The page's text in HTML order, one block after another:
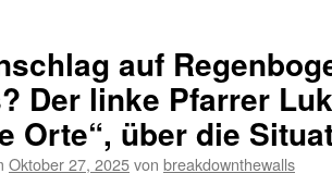
auf
Der linke Pfarrer
Orte“, über die
Oktober 27, 2025von breakdownthewalls